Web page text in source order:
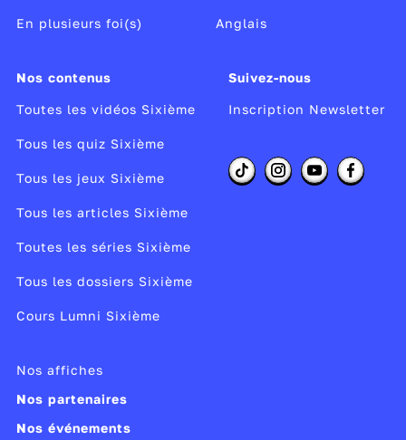
En plusieurs foi(s) Anglais
Nos contenus
Toutes les vidéos Sixième
Tous les quiz Sixième
Tous les jeux Sixième
Tous les articles Sixième
Toutes les séries Sixième
Tous les dossiers Sixième
Cours Lumni Sixième
Suivez-nous
Inscription Newsletter
Nos affiches
Nos partenaires
Nos événements